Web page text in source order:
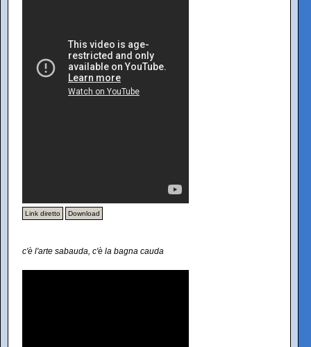
Link diretto Download
c'è l'arte sabauda, c'è la bagna cauda